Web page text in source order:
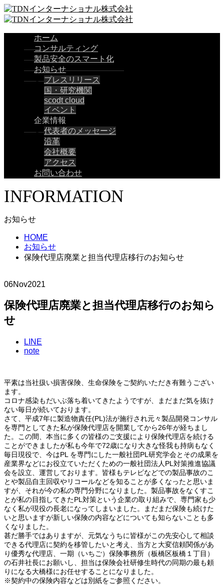
ホーム
コンサルティング
製品安全のスマート化
お知らせ
プレスリリース
国・研究機関
scodt cloud
イベント
企業情報
代表者のメッセージ
沿革
会社概要
アクセス
お問い合わせ
INFORMATION
お知らせ
HOME
お知らせ
保険代理店廃業と担当代理店移行のお知らせ
06Nov2021
保険代理店廃業と担当代理店移行のお知ら
せ
LINE
note
平素は当社扱い損害保険、生命保険をご契約いただき有難うござい
ます。
コロナ感染もだいぶ落ち着いてきたようですが、まだまだ気を抜け
ない毎日が続いております。
さて、平成7年に製造物責任(PL)法が施行され元々製品開発コンサル
を専門としてきた私が保険代理店を開業してから26年が経ちまし
た。この間、本当に多くの皆様のご支援により保険代理店を続ける
ことができましたが私も今年で72歳になり大きな怪我も持病もなく
毎日現役で、今はPL を専門にした一般社団PL研究学会とその成果を
産業界などにお役立ていただくための一般社団法人PL対策推進協議
会を設立、運営しております。皆様もテレビなどでの製品事故のこ
とや製品自主回収やリコールなどを知ることが多くなったと思いま
すが、それが今の私の専門分野になりました。製品事故をなくすこ
とが私の目指してきたPL対策という企業の取り組みで、専門家も少
なく私が現役の長老になってしまいました。まだまだ保険も続けた
いと思いますが新しい保険の内容などについても知らないことも多
くなりました。
甚だ勝手ではありますが、元気なうちに皆様がこの先安心して相談
できる代理店に契約を移管したいと考え、当方と大変信頼関係があ
り優秀な代理店、一期（いちご）保険事務所（板橋区板橋１丁目）
の石井社長にお願いし、担当は保険会社研修生時代の同期の最も頼
りになる大橋様にお任せすることになりました。
※契約中の保険内容などは別紙をご参照ください。